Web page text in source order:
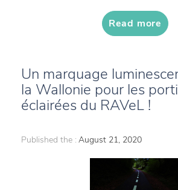
Read more
Un marquage
la Wallonie pour les
éclairées du RAVeL !
Published the : August 21, 2020